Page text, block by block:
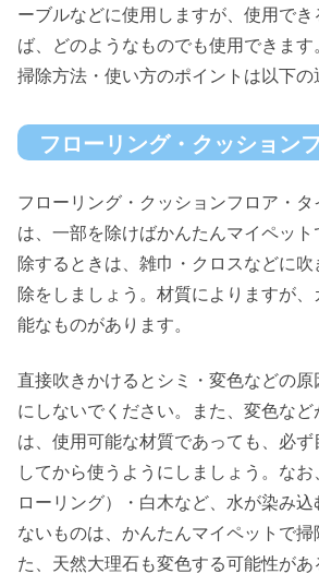
ーブルなどに使用しますが、使用で
ば、どのようなものでも使用できま
掃除方法・使い方のポイントは以下の
フローリング・クッション
フローリング・クッションフロア・
は、一部を除けばかんたんマイペッ
除するときは、雑巾・クロスなどに
除をしましょう。材質によりますが、
能なものがあります。
直接吹きかけるとシミ・変色などの
にしないでください。また、変色な
は、使用可能な材質であっても、必
してから使うようにしましょう。な
ローリング）・白木など、水が染み
ないものは、かんたんマイペットで掃
た、天然大理石も変色する可能性があ